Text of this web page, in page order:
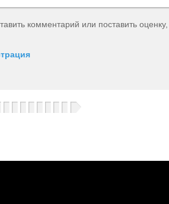
комментарий или поставить